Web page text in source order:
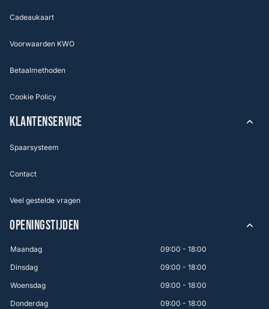
Cadeaukaart
Voorwaarden KWO
Betaalmethoden
Cookie Policy
KLANTENSERVICE
Spaarsysteem
Contact
Veel gestelde vragen
OPENINGSTIJDEN
Maandag
09:00 - 18:00
Dinsdag
09:00 - 18:00
Woensdag
09:00 - 18:00
Donderdag
09:00 - 18:00